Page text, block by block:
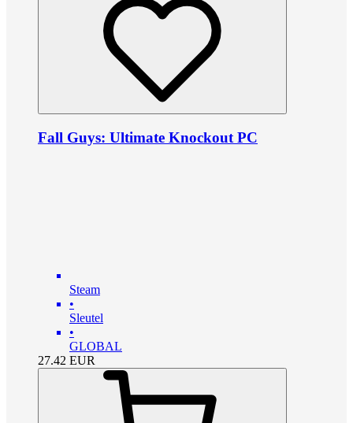
Fall Guys: Ultimate Knockout PC
Steam
•
Sleutel
•
GLOBAL
27.42 EUR